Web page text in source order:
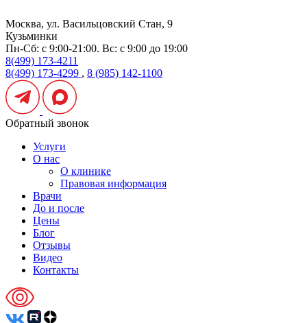
Москва, ул. Васильцовский Стан, 9
Кузьминки
Пн-Сб: с 9:00-21:00. Вс: с 9:00 до 19:00
8(499) 173-4211
8(499) 173-4299 , 8 (985) 142-1100
Обратный звонок
Услуги
О нас
О клинике
Правовая информация
Врачи
До и после
Цены
Блог
Отзывы
Видео
Контакты